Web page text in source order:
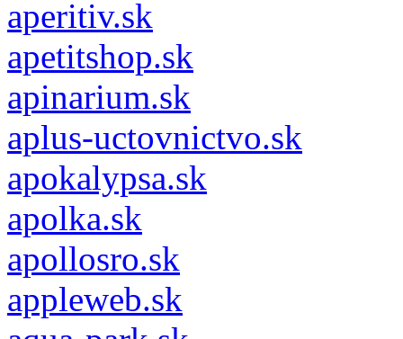
aperitiv.sk
apetitshop.sk
apinarium.sk
aplus-uctovnictvo.sk
apokalypsa.sk
apolka.sk
apollosro.sk
appleweb.sk